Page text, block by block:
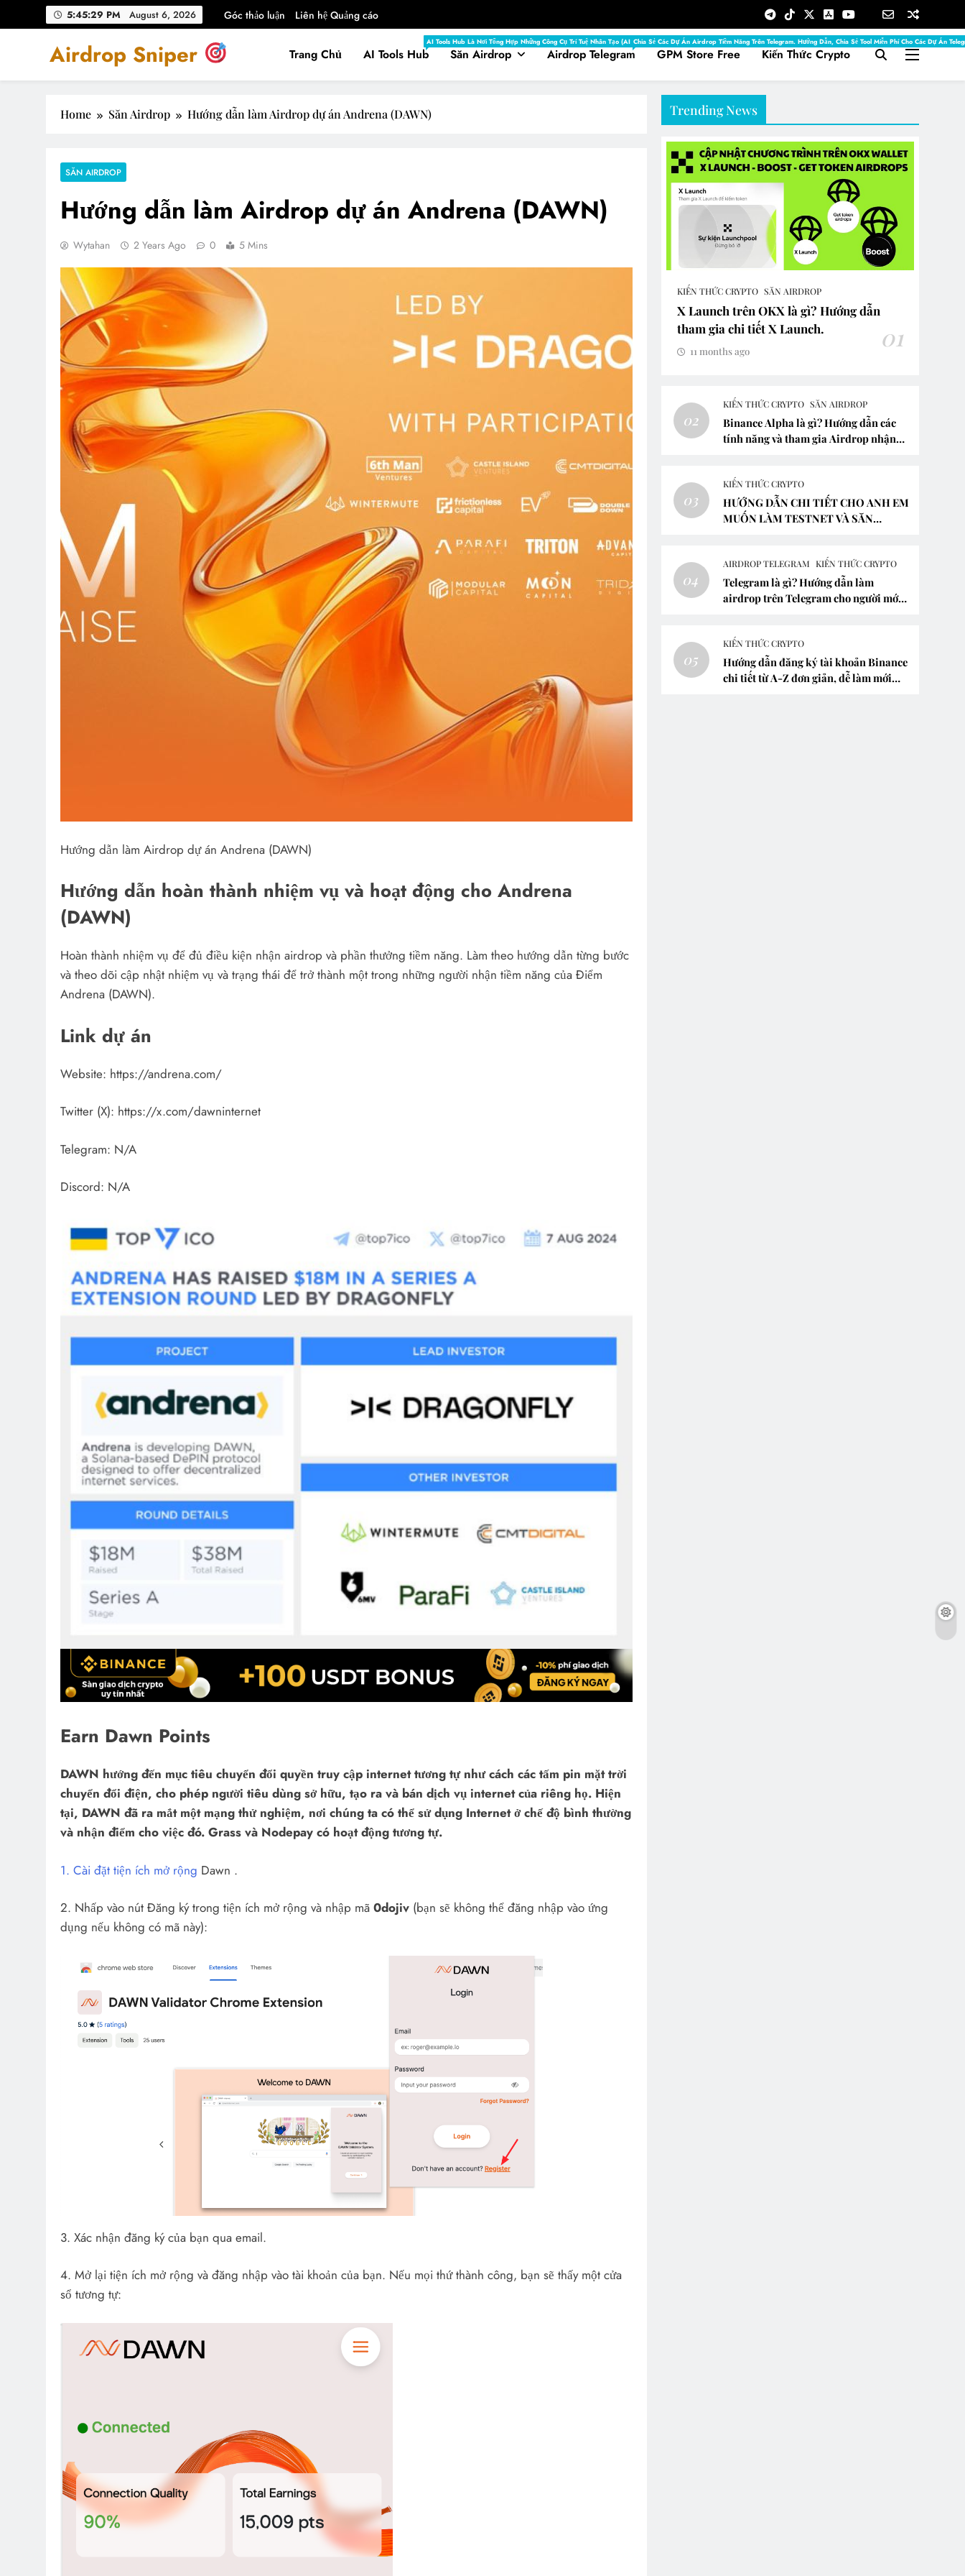
5:45:30 PM August 6, 2026 Góc thảo luận Liên hệ Quảng cáo
Airdrop Sniper
Airdrop Sniper – Hướng dẫn Săn Airdrop Crypto
Trang Chủ AI Tools Hub
AI Tools Hub Là Nơi Tổng Hợp Những Công Cụ Trí Tuệ Nhân Tạo (AI) Hàng Đầu Hiện Nay, Phục Vụ Mọi Nhu Cầu Sáng Tạo, Lập Trình, Tự Động Hóa Và Phân Tích Dữ Liệu. Từ
Săn Airdrop Airdrop Telegram
Chia Sẻ Các Dự Án Airdrop Tiềm Năng Trên Telegram. Hướng Dẫn, Chia Sẻ Tool Miễn Phí Cho Các Dự Án
GPM Store Free Kiến Thức Crypto
Home Săn Airdrop Hướng dẫn làm Airdrop dự án Andrena (DAWN)
SĂN AIRDROP
Hướng dẫn làm Airdrop dự án Andrena (DAWN)
Wytahan 2 Years Ago 0 5 Mins
Hướng dẫn làm Airdrop dự án Andrena (DAWN)
Hướng dẫn hoàn thành nhiệm vụ và hoạt động cho Andrena
(DAWN)
Hoàn thành nhiệm vụ để đủ điều kiện nhận airdrop và phần thưởng tiềm năng. Làm theo hướng dẫn từng bước
và theo dõi cập nhật nhiệm vụ và trạng thái để trở thành một trong những người nhận tiềm năng của Điểm
Andrena (DAWN).
Link dự án
Website: https://andrena.com/
Twitter (X): https://x.com/dawninternet
Telegram: N/A
Discord: N/A
Earn Dawn Points
DAWN hướng đến mục tiêu chuyển đổi quyền truy cập internet tương tự như cách các tấm pin mặt trời
chuyển đổi điện, cho phép người tiêu dùng sở hữu, tạo ra và bán dịch vụ internet của riêng họ. Hiện
tại, DAWN đã ra mắt một mạng thử nghiệm, nơi chúng ta có thể sử dụng Internet ở chế độ bình thường
và nhận điểm cho việc đó. Grass và Nodepay có hoạt động tương tự.
1. Cài đặt tiện ích mở rộng Dawn .
2. Nhấp vào nút Đăng ký trong tiện ích mở rộng và nhập mã 0dojiv (bạn sẽ không thể đăng nhập vào ứng
dụng nếu không có mã này):
3. Xác nhận đăng ký của bạn qua email.
4. Mở lại tiện ích mở rộng và đăng nhập vào tài khoản của bạn. Nếu mọi thứ thành công, bạn sẽ thấy một cửa
sổ tương tự:
Trending News
KIẾN THỨC CRYPTO SĂN AIRDROP
X Launch trên OKX là gì? Hướng dẫn
tham gia chi tiết X Launch.
01
11 months ago
02
KIẾN THỨC CRYPTO SĂN AIRDROP
Binance Alpha là gì? Hướng dẫn các
tính năng và tham gia Airdrop nhận
03
KIẾN THỨC CRYPTO
HƯỚNG DẪN CHI TIẾT CHO ANH EM
MUỐN LÀM TESTNET VÀ SĂN
04
AIRDROP TELEGRAM KIẾN THỨC CRYPTO
Telegram là gì? Hướng dẫn làm
airdrop trên Telegram cho người mới
05
KIẾN THỨC CRYPTO
Hướng dẫn đăng ký tài khoản Binance
chi tiết từ A-Z đơn giản, dễ làm mới